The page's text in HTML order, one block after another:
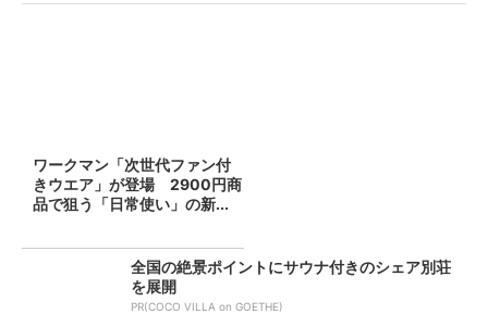
ワークマン「次世代ファン付
きウエア」が登場 2900円商
品で狙う「日常使い」の新...
全国の絶景ポイントにサウナ付きのシェア別荘
を展開
PR(COCO VILLA on GOETHE)